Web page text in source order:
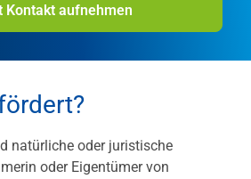
Kontakt aufnehmen
natürliche oder juristische
oder Eigentümer von